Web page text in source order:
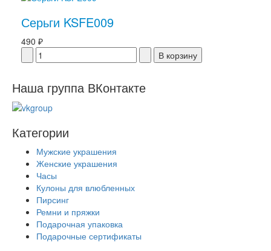
Серьги KSFE009
490 ₽
Наша группа ВКонтакте
Категории
Мужские украшения
Женские украшения
Часы
Кулоны для влюбленных
Пирсинг
Ремни и пряжки
Подарочная упаковка
Подарочные сертификаты